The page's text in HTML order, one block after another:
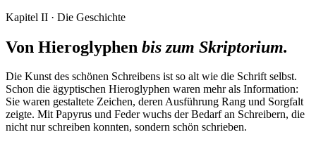
Kapitel II · Die Geschichte
Von Hieroglyphen bis zum Skriptorium.
Die Kunst des schönen Schreibens ist so alt wie die Schrift selbst.
Schon die ägyptischen Hieroglyphen waren mehr als Information:
Sie waren gestaltete Zeichen, deren Ausführung Rang und Sorgfalt
zeigte. Mit Papyrus und Feder wuchs der Bedarf an Schreibern, die
nicht nur schreiben konnten, sondern schön schrieben.